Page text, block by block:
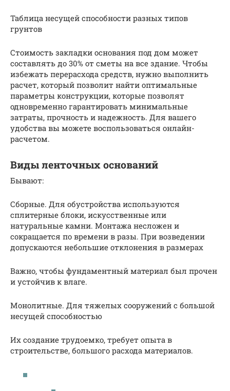
Таблица несущей способности разных типов
грунтов
Стоимость закладки основания под дом может
составлять до 30% от сметы на все здание. Чтобы
избежать перерасхода средств, нужно выполнить
расчет, который позволит найти оптимальные
параметры конструкции, которые позволят
одновременно гарантировать минимальные
затраты, прочность и надежность. Для вашего
удобства вы можете воспользоваться онлайн-
расчетом.
Виды ленточных оснований
Бывают:
Сборные. Для обустройства используются
сплитерные блоки, искусственные или
натуральные камни. Монтажа несложен и
сокращается по времени в разы. При возведении
допускаются небольшие отклонения в размерах
Важно, чтобы фундаментный материал был прочен
и устойчив к влаге.
Монолитные. Для тяжелых сооружений с большой
несущей способностью
Их создание трудоемко, требует опыта в
строительстве, большого расхода материалов.